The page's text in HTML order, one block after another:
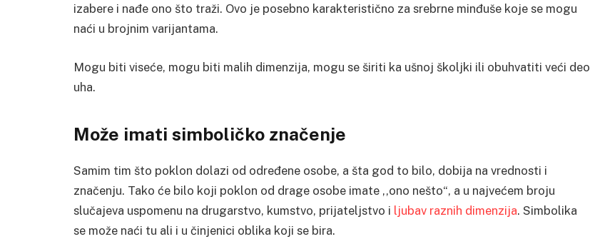
izabere i nađe ono što traži. Ovo je posebno karakteristično za srebrne minđuše koje se mogu
naći u brojnim varijantama.
Mogu biti viseće, mogu biti malih dimenzija, mogu se širiti ka ušnoj školjki ili obuhvatiti veći deo
uha.
Može imati simboličko značenje
Samim tim što poklon dolazi od određene osobe, a šta god to bilo, dobija na vrednosti i
značenju. Tako će bilo koji poklon od drage osobe imate ,,ono nešto“, a u najvećem broju
slučajeva uspomenu na drugarstvo, kumstvo, prijateljstvo i ljubav raznih dimenzija. Simbolika
se može naći tu ali i u činjenici oblika koji se bira.